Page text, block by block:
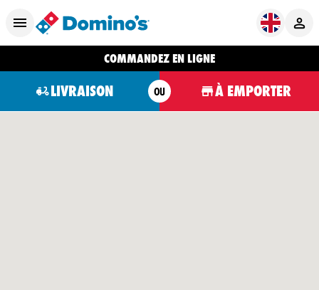
COMMANDEZ EN LIGNE
LIVRAISON OU À EMPORTER